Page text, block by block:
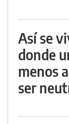
Así se
donde
menos
ser